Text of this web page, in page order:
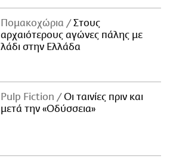
Πομακοχώρια
Στους
αρχαιότερους αγώνες πάλης με
λάδι στην Ελλάδα
Pulp Fiction
Οι ταινίες πριν και
μετά την «Οδύσσεια»